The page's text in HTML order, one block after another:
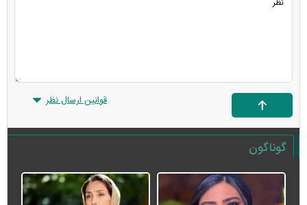
قوانین ارسال نظر
گوناگون